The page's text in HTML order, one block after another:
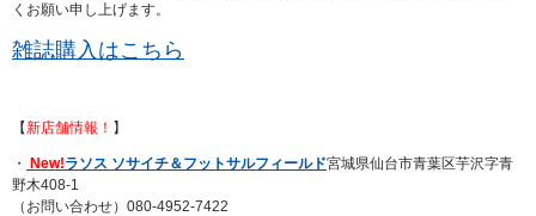
くお願い申し上げます。
雑誌購入はこちら
【新店舗情報！ 】
・ New!ラソス ソサイチ＆フットサルフィールド宮城県仙台市青葉区芋沢字青
野木408-1
（お問い合わせ）080-4952-7422